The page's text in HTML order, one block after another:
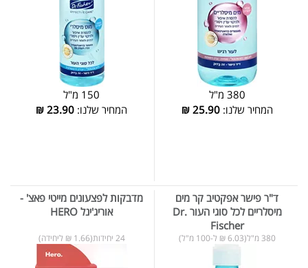
380 מ"ל
המחיר שלנו:25.90
₪
150 מ"ל
המחיר שלנו: 23.90
₪
ד"ר פישר אפקטיב קר מים
מיסלריים לכל סוגי העור Dr.
Fischer
380 מ"ל(6.03 ₪ ל-100 מ"ל)
מדבקות לפצעונים מייטי פאצ' -
אוריג'ינל HERO
24 יחידות(1.66 ₪ ליחידה)